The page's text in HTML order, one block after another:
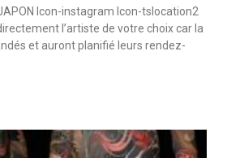
Icon-instagram Icon-tslocation2
l’artiste de votre choix car la
et auront planifié leurs rendez-